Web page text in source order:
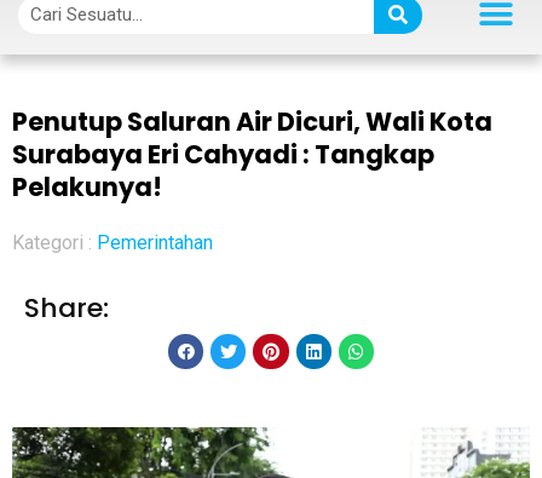
Penutup Saluran Air Dicuri, Wali Kota
Surabaya Eri Cahyadi : Tangkap
Pelakunya!
Kategori : Pemerintahan
Share: